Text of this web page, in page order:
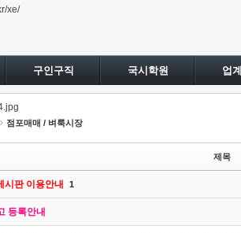
구인구직 국시학원 업
점포매매 / 벼룩시장
제목
시판 이용안내 1
등록안내